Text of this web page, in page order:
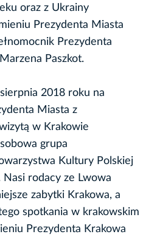
oraz z Ukrainy
Prezydenta Miasta
Prezydenta
Paszkot.
2018 roku na
Miasta z
w Krakowie
grupa
Kultury Polskiej
rodacy ze Lwowa
zabytki Krakowa, a
spotkania w krakowskim
Prezydenta Krakowa